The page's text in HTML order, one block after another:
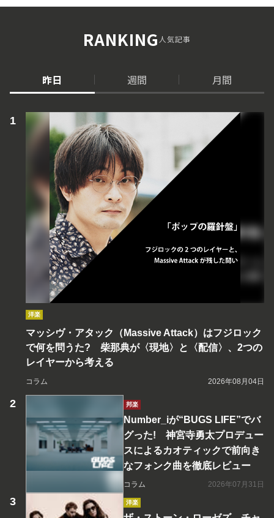
RANKING人気記事
昨日 週間 月間
洋楽
マッシヴ・アタック（Massive Attack）はフジロック
で何を問うた? 柴那典が〈現地〉と〈配信〉、2つの
レイヤーから考える
コラム 2026年08月04日
邦楽
Number_iが“BUGS LIFE”でバ
グった! 神宮寺勇太プロデュー
スによるカオティックで前向き
なフォンク曲を徹底レビュー
コラム 2026年07月31日
洋楽